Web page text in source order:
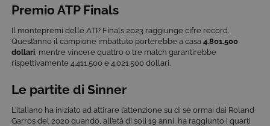
Premio ATP Finals
Il montepremi delle ATP Finals 2023 raggiunge cifre record.
Quest’anno il campione imbattuto porterebbe a casa 4.801.500
dollari , mentre vincere quattro o tre match garantirebbe
rispettivamente 4.411.500 e 4.021.500 dollari.
Le partite di Sinner
L’italiano ha iniziato ad attirare l’attenzione su di sé ormai dai Roland
Garros del 2020 quando, all’età di soli 19 anni, ha raggiunto i quarti